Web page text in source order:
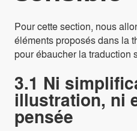
Pour cette section, nous
éléments proposés dans la
pour ébaucher la traduction
3.1 Ni
illustration, ni
pensée